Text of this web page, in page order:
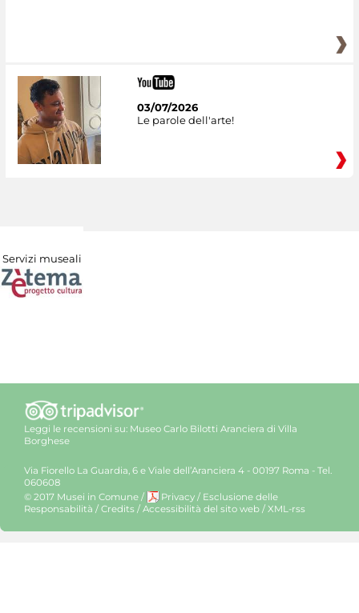
03/07/2026
Le parole dell'arte!
Servizi museali
Leggi le recensioni su: Museo Carlo Bilotti Aranciera di Villa
Borghese
Via Fiorello La Guardia, 6 e Viale dell’Aranciera 4 - 00197 Roma - Tel.
060608
© 2017 Musei in Comune / Privacy / Esclusione delle
Responsabilità / Credits / Accessibilità del sito web / XML-rss